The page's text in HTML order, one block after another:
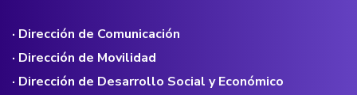
· Dirección de Comunicación
· Dirección de Movilidad
· Dirección de Desarrollo Social y Económico